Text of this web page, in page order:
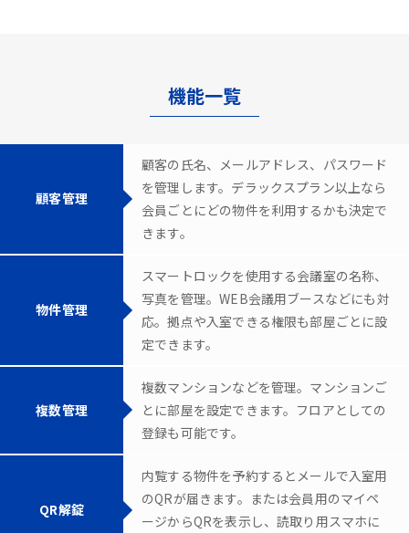
機能一覧
顧客管理
顧客の氏名、メールアドレス、パスワード
を管理します。デラックスプラン以上なら
会員ごとにどの物件を利用するかも決定で
きます。
物件管理
スマートロックを使用する会議室の名称、
写真を管理。WEB会議用ブースなどにも対
応。拠点や入室できる権限も部屋ごとに設
定できます。
複数管理
複数マンションなどを管理。マンションご
とに部屋を設定できます。フロアとしての
登録も可能です。
QR解錠
内覧する物件を予約するとメールで入室用
のQRが届きます。または会員用のマイペ
ージからQRを表示し、読取り用スマホに